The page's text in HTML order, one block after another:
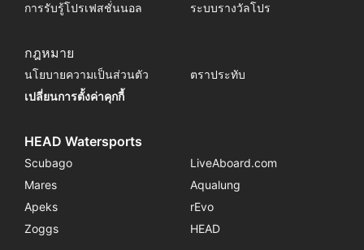
การรับรู้โปรเฟสชั่นนอล
ระบบรางวัลโปร
กฎหมาย
นโยบายความเป็นส่วนตัว
ตราประทับ
เปลี่ยนการตั้งค่าคุกกี้
HEAD Watersports
Scubago
LiveAboard.com
Mares
Aqualung
Apeks
rEvo
Zoggs
HEAD